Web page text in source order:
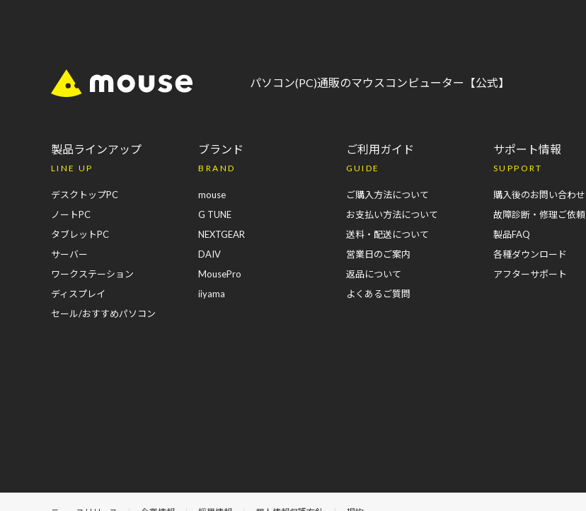
パソコン(PC)通販のマウスコンピューター【公式】
製品ラインアップ
LINE UP
デスクトップPC
ノートPC
タブレットPC
サーバー
ワークステーション
ディスプレイ
セール/おすすめパソコン
ブランド
BRAND
mouse
G TUNE
NEXTGEAR
DAIV
MousePro
iiyama
ご利用ガイド
GUIDE
ご購入方法について
お支払い方法について
送料・配送について
営業日のご案内
返品について
よくあるご質問
サポート情報
SUPPORT
購入後のお問い合わせ
故障診断・修理ご依頼
製品FAQ
各種ダウンロード
アフターサポート